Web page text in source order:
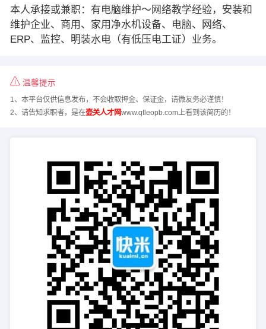
本人承接或兼职：有电脑维护～网络教学经验，安装和
维护企业、商用、家用净水机设备、电脑、网络、
ERP、监控、明装水电（有低压电工证）业务。
温馨提示
1、本平台仅供信息发布，不会收取押金、保证金，请微友务必谨慎！
2、请告知求职者，是在壶关人才网www.qtleopb.com上看到该简历的！